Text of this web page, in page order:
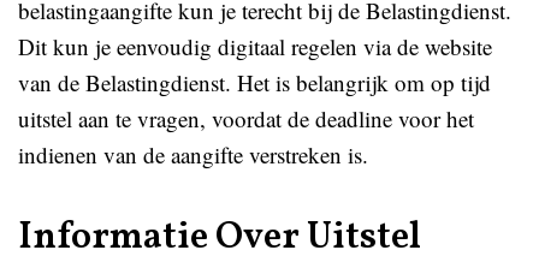
belastingaangifte kun je terecht bij de Belastingdienst.
Dit kun je eenvoudig digitaal regelen via de website
van de Belastingdienst. Het is belangrijk om op tijd
uitstel aan te vragen, voordat de deadline voor het
indienen van de aangifte verstreken is.
Informatie Over Uitstel